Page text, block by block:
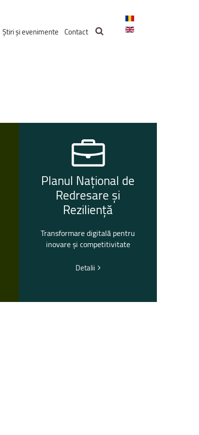
Știri și evenimente Contact
Planul Național de
Redresare și
Reziliență
Transformare digitală pentru
inovare și competitivitate
Detalii